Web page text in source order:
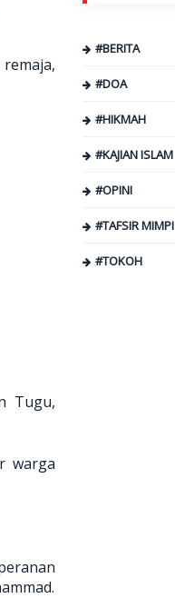
Tugu,
warga
#BERITA
#DOA
#HIKMAH
#KAJIAN ISLAM
#OPINI
#TAFSIR MIMPI
#TOKOH